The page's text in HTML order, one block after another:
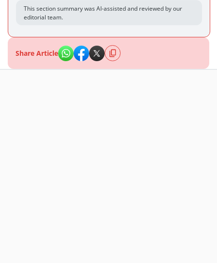
This section summary was AI-assisted and reviewed by our
editorial team.
Share Article